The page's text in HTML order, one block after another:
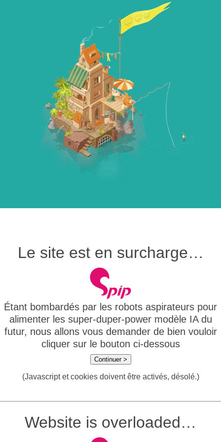
Le site est en surcharge…
Étant bombardés par les robots aspirateurs pour
alimenter les super-duper-power modèle IA du
futur, nous allons vous demander de bien vouloir
cliquer sur le bouton ci-dessous
Continuer >
(Javascript et cookies doivent être activés, désolé.)
Website is overloaded…